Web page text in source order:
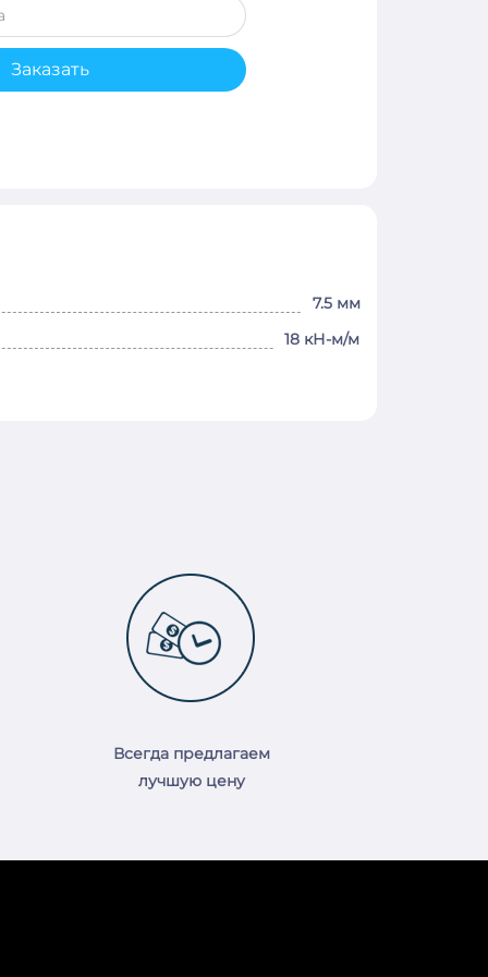
Заказать
7.5 мм
18 кН-м/м
Всегда предлагаем
лучшую цену